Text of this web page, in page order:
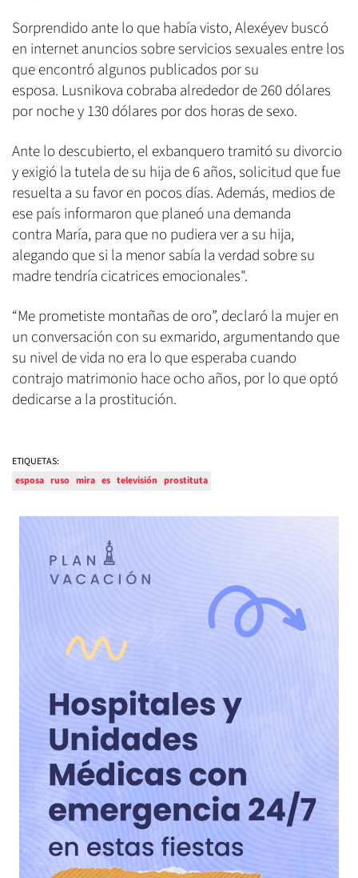
Sorprendido ante lo que había visto, Alexéyev buscó
en internet anuncios sobre servicios sexuales entre los
que encontró algunos publicados por su
esposa. Lusnikova cobraba alrededor de 260 dólares
por noche y 130 dólares por dos horas de sexo.
Ante lo descubierto, el exbanquero tramitó su divorcio
y exigió la tutela de su hija de 6 años, solicitud que fue
resuelta a su favor en pocos días. Además, medios de
ese país informaron que planeó una demanda
contra María, para que no pudiera ver a su hija,
alegando que si la menor sabía la verdad sobre su
madre tendría cicatrices emocionales".
“Me prometiste montañas de oro”, declaró la mujer en
un conversación con su exmarido, argumentando que
su nivel de vida no era lo que esperaba cuando
contrajo matrimonio hace ocho años, por lo que optó
dedicarse a la prostitución.
ETIQUETAS:
esposa ruso mira es televisión prostituta